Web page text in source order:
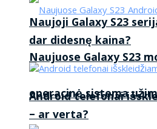
Naujuose Galaxy S23
operacinė sistema
Naujoji Galaxy S23
dar didesnę kaina?
Android telefonai
– ar verta?